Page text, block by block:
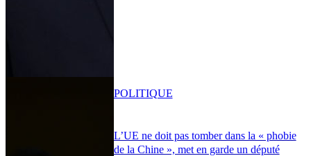
L’UE ne doit pas tomber dans la « phobie
de la Chine », met en garde un député
POLITIQUE